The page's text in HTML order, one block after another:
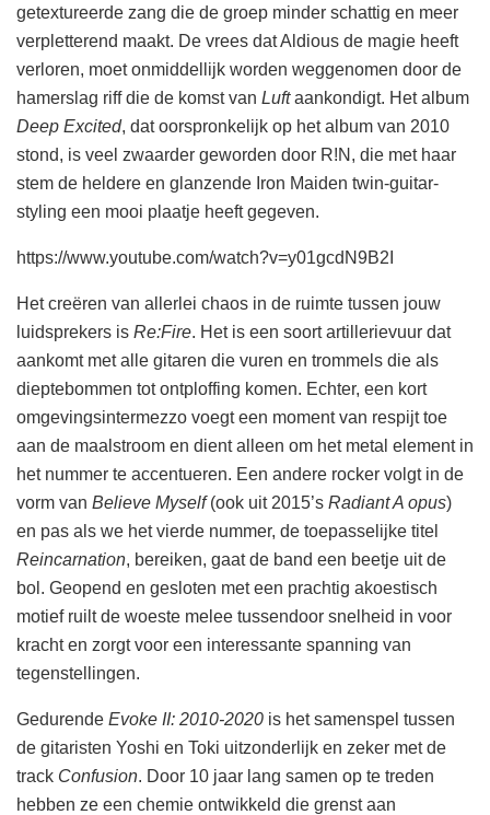
getextureerde zang die de groep minder schattig en meer
verpletterend maakt. De vrees dat Aldious de magie heeft
verloren, moet onmiddellijk worden weggenomen door de
hamerslag riff die de komst van Luftaankondigt. Het album
Deep Excited, dat oorspronkelijk op het album van 2010
stond, is veel zwaarder geworden door R!N, die met haar
stem de heldere en glanzende Iron Maiden twin-guitar-
styling een mooi plaatje heeft gegeven.
https://www.youtube.com/watch?v=y01gcdN9B2I
Het creëren van allerlei chaos in de ruimte tussen jouw
luidsprekers is Re:Fire. Het is een soort artillerievuur dat
aankomt met alle gitaren die vuren en trommels die als
dieptebommen tot ontploffing komen. Echter, een kort
omgevingsintermezzo voegt een moment van respijt toe
aan de maalstroom en dient alleen om het metal element in
het nummer te accentueren. Een andere rocker volgt in de
vorm van Believe Myself(ook uit 2015’s Radiant A opus)
en pas als we het vierde nummer, de toepasselijke titel
Reincarnation, bereiken, gaat de band een beetje uit de
bol. Geopend en gesloten met een prachtig akoestisch
motief ruilt de woeste melee tussendoor snelheid in voor
kracht en zorgt voor een interessante spanning van
tegenstellingen.
Gedurende Evoke II: 2010-2020 is het samenspel tussen
de gitaristen Yoshi en Toki uitzonderlijk en zeker met de
track Confusion. Door 10 jaar lang samen op te treden
hebben ze een chemie ontwikkeld die grenst aan